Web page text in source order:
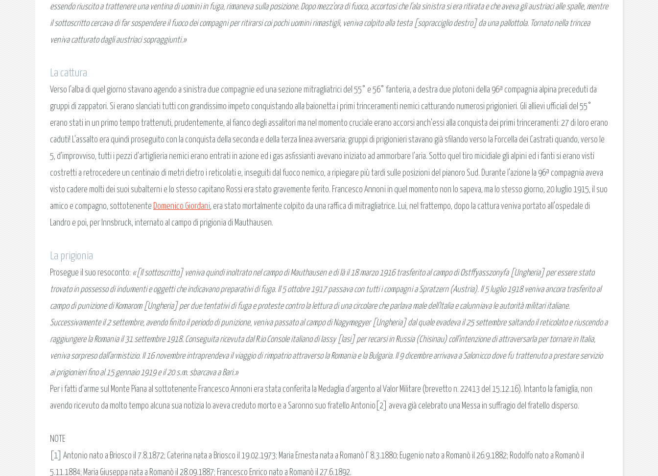
essendo riuscito a trattenere una ventina di uomini in fuga, rimaneva sulla posizione. Dopo mezz'ora di fuoco, accortosi che l'ala sinistra si era ritirata e che aveva gli austriaci alle spalle, mentre
il sottoscritto cercava di far sospendere il fuoco dei compagni per ritirarsi coi pochi uomini rimastigli, veniva colpito alla testa [sopracciglio destro] da una pallottola. Tornato nella trincea
veniva catturato dagli austriaci sopraggiunti.»
La cattura
Verso l'alba di quel giorno stavano agendo a sinistra due compagnie ed una sezione mitragliatrici del 55° e 56° fanteria, a destra due plotoni della 96ª compagnia alpina preceduti da
gruppi di zappatori. Si erano slanciati tutti con grandissimo impeto conquistando alla baionetta i primi trinceramenti nemici catturando numerosi prigionieri. Gli allievi ufficiali del 55°
erano stati in un primo tempo trattenuti, prudentemente, al fianco degli assalitori ma nel momento cruciale erano accorsi anch'essi alla conquista dei primi trinceramenti: 27 di loro erano
caduti! L'assalto era quindi proseguito con la conquista della seconda e della terza linea avversaria; gruppi di prigionieri stavano già sfilando verso la Forcella dei Castrati quando, verso le
5, d'improvviso, tutti i pezzi d'artiglieria nemici erano entrati in azione ed i gas asfissianti avevano iniziato ad ammorbare l'aria. Sotto quel tiro micidiale gli alpini ed i fanti si erano visti
costretti a retrocedere un centinaio di metri dietro i reticolati e, inseguiti dal fuoco nemico, a ripiegare più tardi sulle posizioni del pianoro Sud. Durante l'azione la 96ª compagnia aveva
visto cadere molti dei suoi subalterni e lo stesso capitano Rossi era stato gravemente ferito. Francesco Annoni in quel momento non lo sapeva, ma lo stesso giorno, 20 luglio 1915, il suo
amico e compagno, sottotenente Domenico Giordani, era stato mortalmente colpito da una raffica di mitragliatrice. Lui, nel frattempo, dopo la cattura veniva portato all'ospedale di
Landro e poi, per Innsbruck, internato al campo di prigionia di Mauthausen.
La prigionia
Prosegue il suo resoconto: «[Il sottoscritto] veniva quindi inoltrato nel campo di Mauthausen e di là il 18 marzo 1916 trasferito al campo di Ostffyasszonyfa [Ungheria] per essere stato
trovato in possesso di indumenti e oggetti che indicavano preparativi di fuga. Il 5 ottobre 1917 passava con tutti i compagni a Spratzern (Austria). Il 5 luglio 1918 veniva ancora trasferito al
campo di punizione di Komarom [Ungheria] per due tentativi di fuga e proteste contro la lettura di una circolare che parlava male dell'Italia e calunniava le autorità militari italiane.
Successivamente il 2 settembre, avendo finito il periodo di punizione, veniva passato al campo di Nagymegyer [Ungheria] dal quale evadeva il 25 settembre saltando il reticolato e riuscendo a
raggiungere la Romania il 31 settembre 1918. Conseguita ricevuta dal R.io Console italiano di Iassy [Iasi] per recarsi in Russia (Chisinau) coll'intenzione di attraversarla per tornare in Italia,
veniva sorpreso dall'armistizio. Il 16 novembre intraprendeva il viaggio di rimpatrio attraverso la Romania e la Bulgaria. Il 9 dicembre arrivava a Salonicco dove fu trattenuto a prestare servizio
ai prigionieri fino al 15 gennaio 1919 e il 20 s.m. sbarcava a Bari.»
Per i fatti d'arme sul Monte Piana al sottotenente Francesco Annoni era stata conferita la Medaglia d'argento al Valor Militare (brevetto n. 22413 del 15.12.16). Intanto la famiglia, non
avendo ricevuto da molto tempo alcuna sua notizia lo aveva creduto morto e a Saronno suo fratello Antonio[2] aveva già celebrato una Messa in suffragio del fratello disperso.
NOTE
[1] Antonio nato a Briosco il 7.8.1872; Caterina nata a Briosco il 19.02.1973; Maria Ernesta nata a Romanò l' 8.3.1880; Eugenio nato a Romanò il 26.9.1882; Rodolfo nato a Romanò il
5.11.1884; Maria Giuseppa nata a Romanò il 28.09.1887; Francesco Enrico nato a Romanò il 27.6.1892.